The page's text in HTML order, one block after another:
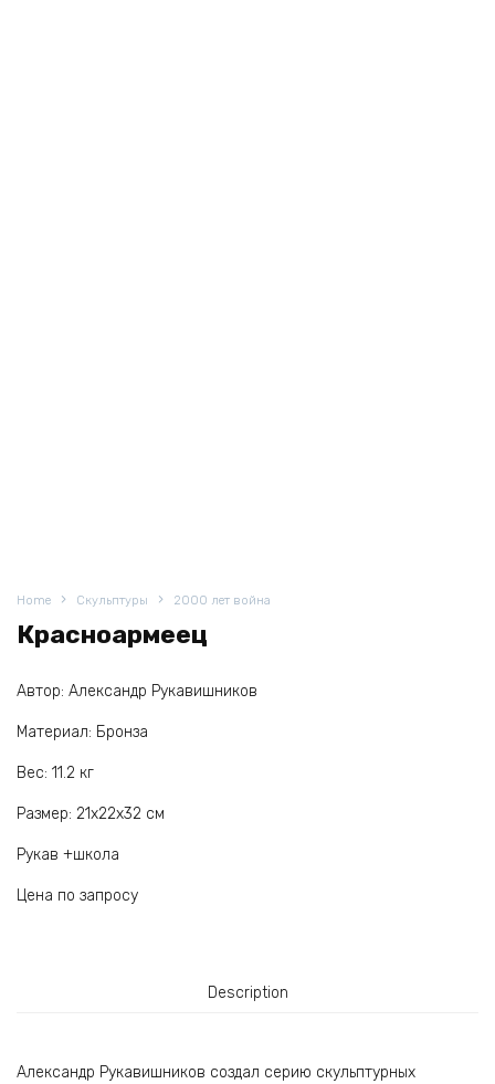
Home Скульптуры 2000 лет война
Красноармеец
Автор: Александр Рукавишников
Материал: Бронза
Вес: 11.2 кг
Размер: 21х22х32 см
Рукав +школа
Цена по запросу
Description
Александр Рукавишников создал серию скульптурных